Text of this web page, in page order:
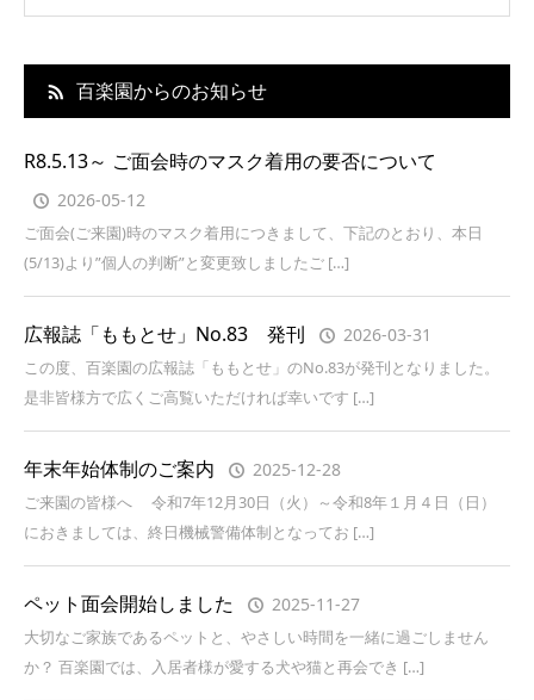
百楽園からのお知らせ
R8.5.13～ ご面会時のマスク着用の要否について
2026-05-12
ご面会(ご来園)時のマスク着用につきまして、下記のとおり、本日
(5/13)より”個人の判断”と変更致しましたご […]
広報誌「ももとせ」No.83 発刊 2026-03-31
この度、百楽園の広報誌「ももとせ」のNo.83が発刊となりました。
是非皆様方で広くご高覧いただければ幸いです […]
年末年始体制のご案内 2025-12-28
ご来園の皆様へ 令和7年12月30日（火）～令和8年１月４日（日）
におきましては、終日機械警備体制となってお […]
ペット面会開始しました 2025-11-27
大切なご家族であるペットと、やさしい時間を一緒に過ごしません
か？ 百楽園では、入居者様が愛する犬や猫と再会でき […]